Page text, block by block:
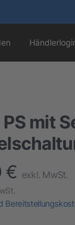
mit
€ exkl. MwSt.